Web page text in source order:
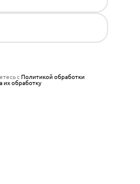
сПолитикой обработки
их обработку